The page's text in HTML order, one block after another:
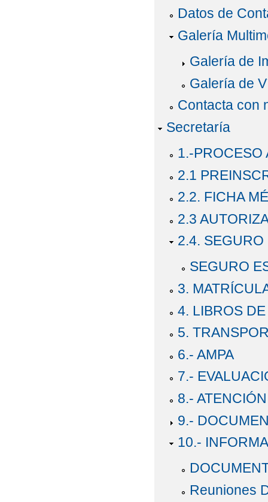
Datos de
Galería
Galería de
Galería de
Contacta con
Secretaría
1.-PROCESO
2.1
2.2. FICHA
2.3
2.4.
SEGURO
3.
4. LIBROS
5.
6.- AMPA
7.-
8.-
9.-
10.-
Reuniones